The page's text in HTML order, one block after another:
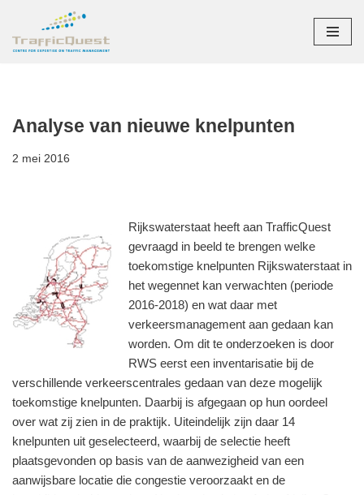
Ga
Analyse van nieuwe knelpunten
2 mei 2016
Rijkswaterstaat heeft aan TrafficQuest
gevraagd in beeld te brengen welke
toekomstige knelpunten Rijkswaterstaat in
het wegennet kan verwachten (periode
2016-2018) en wat daar met
verkeersmanagement aan gedaan kan
worden. Om dit te onderzoeken is door
RWS eerst een inventarisatie bij de
verschillende verkeerscentrales gedaan van deze mogelijk
toekomstige knelpunten. Daarbij is afgegaan op hun oordeel
over wat zij zien in de praktijk. Uiteindelijk zijn daar 14
knelpunten uit geselecteerd, waarbij de selectie heeft
plaatsgevonden op basis van de aanwezigheid van een
aanwijsbare locatie die congestie veroorzaakt en de